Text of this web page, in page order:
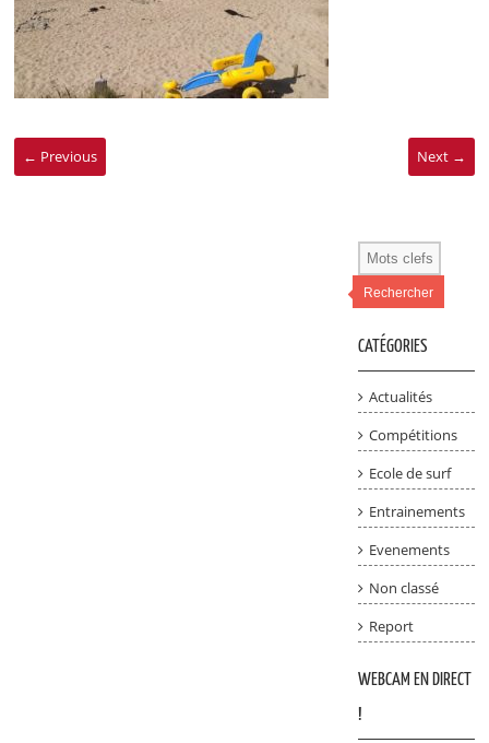
← Previous Next →
Rechercher
CATÉGORIES
Actualités
Compétitions
Ecole de surf
Entrainements
Evenements
Non classé
Report
WEBCAM EN DIRECT
!